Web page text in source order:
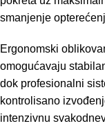
smanjenje
Ergonomski
omogućavaju
dok profesionalni
kontrolisano
intenzivnu